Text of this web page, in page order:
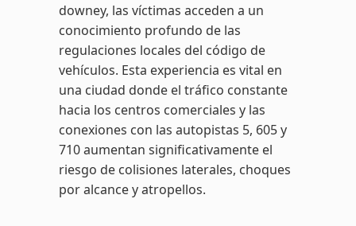
downey, las víctimas acceden a un
conocimiento profundo de las
regulaciones locales del código de
vehículos. Esta experiencia es vital en
una ciudad donde el tráfico constante
hacia los centros comerciales y las
conexiones con las autopistas 5, 605 y
710 aumentan significativamente el
riesgo de colisiones laterales, choques
por alcance y atropellos.